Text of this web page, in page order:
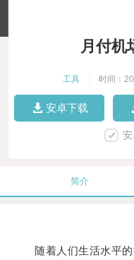
月付机
工具 时间：
安卓下载
简介
随着人们生活水平的